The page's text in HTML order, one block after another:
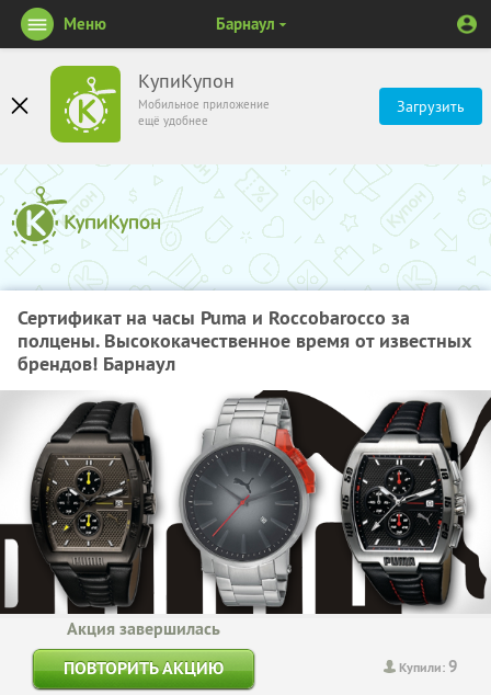
КупиКупон
Мобильное приложение
ещё удобнее
Загрузить
Меню Барнаул
Сертификат на часы Puma и Roccobarocco за
полцены. Высококачественное время от известных
брендов! Барнаул
Купили:9
Акция завершилась
ПОВТОРИТЬ АКЦИЮ